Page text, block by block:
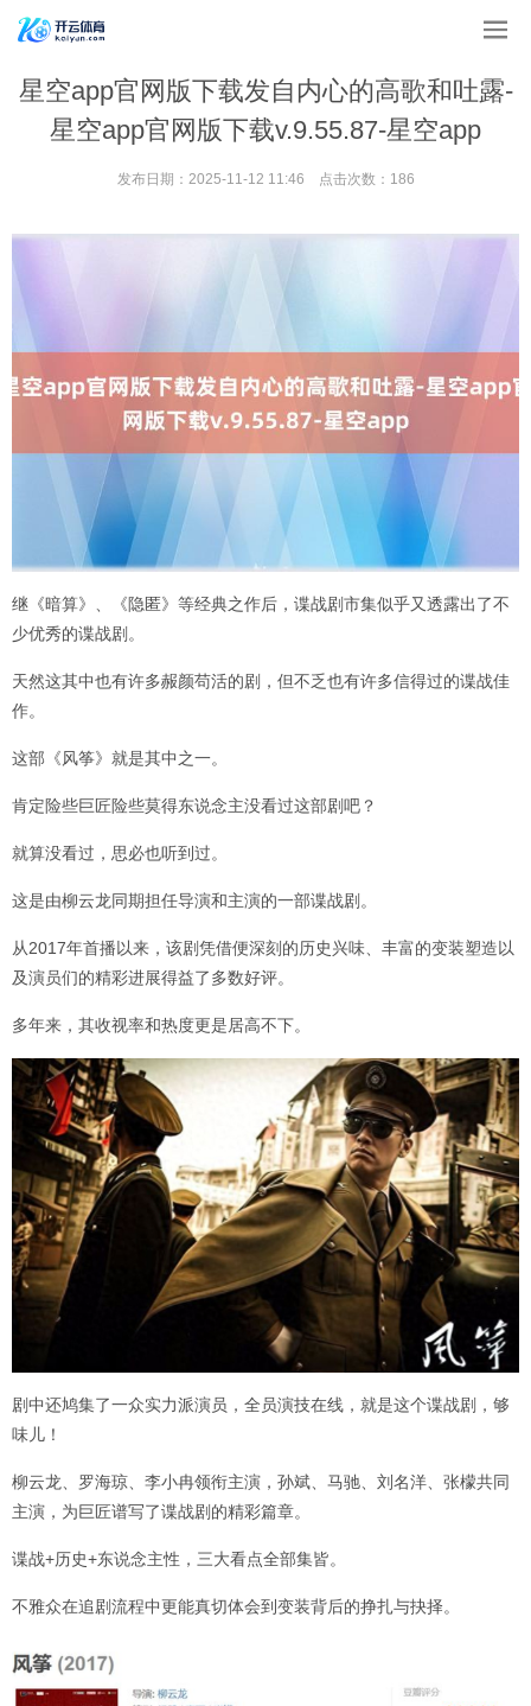
星空app官网版下载发自内心的高歌和吐露-
星空app官网版下载v.9.55.87-星空app
发布日期：2025-11-12 11:46 点击次数：186
继《暗算》、《隐匿》等经典之作后，谍战剧市集似乎又透露出了不
少优秀的谍战剧。
天然这其中也有许多赧颜苟活的剧，但不乏也有许多信得过的谍战佳
作。
这部《风筝》就是其中之一。
肯定险些巨匠险些莫得东说念主没看过这部剧吧？
就算没看过，思必也听到过。
这是由柳云龙同期担任导演和主演的一部谍战剧。
从2017年首播以来，该剧凭借便深刻的历史兴味、丰富的变装塑造以
及演员们的精彩进展得益了多数好评。
多年来，其收视率和热度更是居高不下。
剧中还鸠集了一众实力派演员，全员演技在线，就是这个谍战剧，够
味儿！
柳云龙、罗海琼、李小冉领衔主演，孙斌、马驰、刘名洋、张檬共同
主演，为巨匠谱写了谍战剧的精彩篇章。
谍战+历史+东说念主性，三大看点全部集皆。
不雅众在追剧流程中更能真切体会到变装背后的挣扎与抉择。